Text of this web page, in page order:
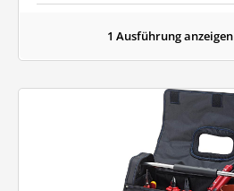
1 Ausführung anzeigen